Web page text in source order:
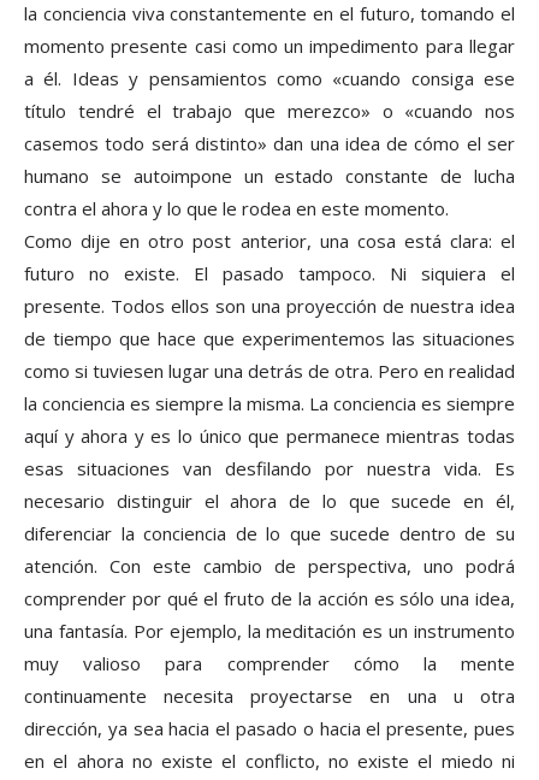
la conciencia viva constantemente en el futuro, tomando el
momento presente casi como un impedimento para llegar
a él. Ideas y pensamientos como «cuando consiga ese
título tendré el trabajo que merezco» o «cuando nos
casemos todo será distinto» dan una idea de cómo el ser
humano se autoimpone un estado constante de lucha
contra el ahora y lo que le rodea en este momento.
Como dije en otro post anterior, una cosa está clara: el
futuro no existe. El pasado tampoco. Ni siquiera el
presente. Todos ellos son una proyección de nuestra idea
de tiempo que hace que experimentemos las situaciones
como si tuviesen lugar una detrás de otra. Pero en realidad
la conciencia es siempre la misma. La conciencia es siempre
aquí y ahora y es lo único que permanece mientras todas
esas situaciones van desfilando por nuestra vida. Es
necesario distinguir el ahora de lo que sucede en él,
diferenciar la conciencia de lo que sucede dentro de su
atención. Con este cambio de perspectiva, uno podrá
comprender por qué el fruto de la acción es sólo una idea,
una fantasía. Por ejemplo, la meditación es un instrumento
muy valioso para comprender cómo la mente
continuamente necesita proyectarse en una u otra
dirección, ya sea hacia el pasado o hacia el presente, pues
en el ahora no existe el conflicto, no existe el miedo ni